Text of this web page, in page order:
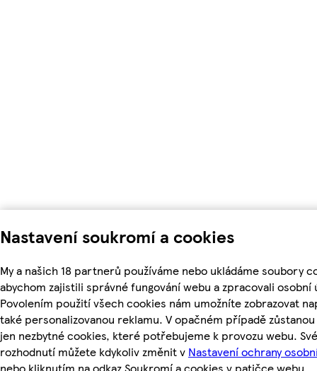
Nastavení soukromí a cookies
My a našich 18 partnerů používáme nebo ukládáme soubory
abychom zajistili správné fungování webu a zpracovali osobní
Povolením použití všech cookies nám umožníte zobrazovat
také personalizovanou reklamu. V opačném případě
jen nezbytné cookies, které potřebujeme k provozu webu. Své
rozhodnutí můžete kdykoliv změnit v Nastavení ochrany
nebo kliknutím na odkaz Soukromí a cookies v patičce webu.